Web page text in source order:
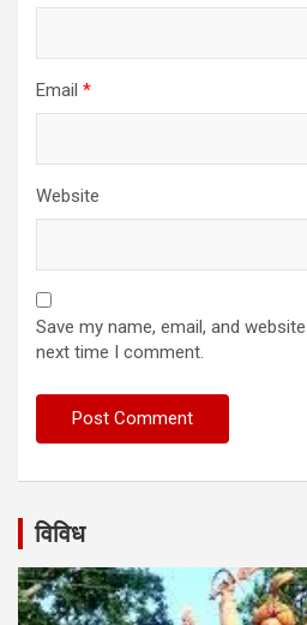
Email *
Website
Save my name, email, and
next time I comment.
विविध